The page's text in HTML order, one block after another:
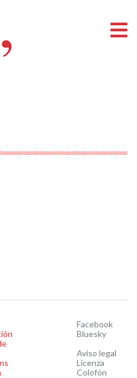
Facebook
Bluesky
Aviso legal
Licenza
Colofón